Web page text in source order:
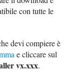
con tutte le
devi compiere è
e cliccare sul
vx.xxx.